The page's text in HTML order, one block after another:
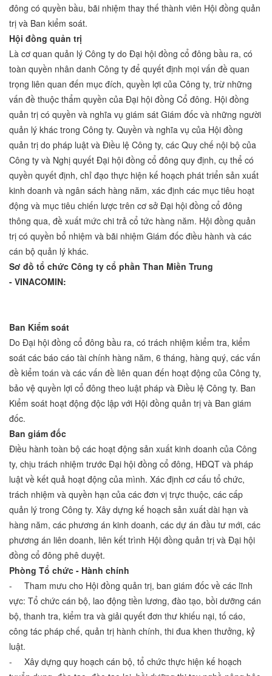
đông có quyền bầu, bãi nhiệm thay thế thành viên Hội đồng quản
trị và Ban kiểm soát.
Hội đồng quản trị
Là cơ quan quản lý Công ty do Đại hội đồng cổ đông bầu ra, có
toàn quyền nhân danh Công ty để quyết định mọi vấn đề quan
trọng liên quan đến mục đích, quyền lợi của Công ty, trừ những
vấn đề thuộc thẩm quyền của Đại hội đồng Cổ đông. Hội đồng
quản trị có quyền và nghĩa vụ giám sát Giám đốc và những người
quản lý khác trong Công ty. Quyền và nghĩa vụ của Hội đồng
quản trị do pháp luật và Điều lệ Công ty, các Quy chế nội bộ của
Công ty và Nghị quyết Đại hội đồng cổ đông quy định, cụ thể có
quyền quyết định, chỉ đạo thực hiện kế hoạch phát triển sản xuất
kinh doanh và ngân sách hàng năm, xác định các mục tiêu hoạt
động và mục tiêu chiến lược trên cơ sở Đại hội đồng cổ đông
thông qua, đề xuất mức chi trả cổ tức hàng năm. Hội đồng quản
trị có quyền bổ nhiệm và bãi nhiệm Giám đốc điều hành và các
cán bộ quản lý khác.
Sơ đồ ­­­­­­­­­­­­­­­­­­­­­­­­tổ chức Công ty cổ phần Than Miền Trung
- VINACOMIN:
Ban Kiểm soát
Do Đại hội đồng cổ đông bầu ra, có trách nhiệm kiểm tra, kiểm
soát các báo cáo tài chính hàng năm, 6 tháng, hàng quý, các vấn
đề kiểm toán và các vấn đề liên quan đến hoạt động của Công ty,
bảo vệ quyền lợi cổ đông theo luật pháp và Điều lệ Công ty. Ban
Kiểm soát hoạt động độc lập với Hội đồng quản trị và Ban giám
đốc.
Ban giám đốc
Điều hành toàn bộ các hoạt động sản xuất kinh doanh của Công
ty, chịu trách nhiệm trước Đại hội đồng cổ đông, HĐQT và pháp
luật về kết quả hoạt động của mình. Xác định cơ cấu tổ chức,
trách nhiệm và quyền hạn của các đơn vị trực thuộc, các cấp
quản lý trong Công ty. Xây dựng kế hoạch sản xuất dài hạn và
hàng năm, các phương án kinh doanh, các dự án đầu tư mới, các
phương án liên doanh, liên kết trình Hội đồng quản trị và Đại hội
đồng cổ đông phê duyệt.
Phòng Tổ chức - Hành chính
- Tham mưu cho Hội đồng quản trị, ban giám đốc về các lĩnh
vực: Tổ chức cán bộ, lao động tiền lương, đào tạo, bồi dưỡng cán
bộ, thanh tra, kiểm tra và giải quyết đơn thư khiếu nại, tố cáo,
công tác pháp chế, quản trị hành chính, thi đua khen thưởng, kỷ
luật.
- Xây dựng quy hoạch cán bộ, tổ chức thực hiện kế hoạch